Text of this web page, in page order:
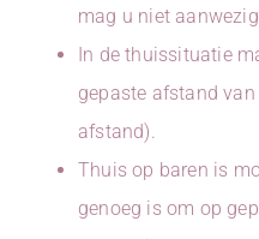
mag u niet
In de thuissituatie
gepaste afstand
afstand).
Thuis op baren is
genoeg is om op